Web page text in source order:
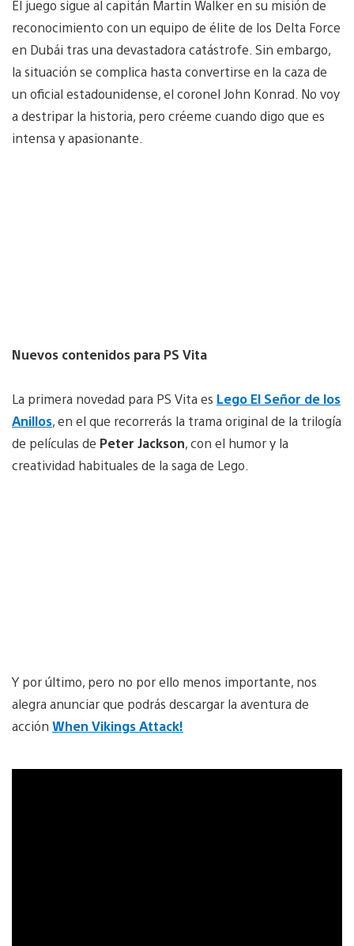
El juego sigue al capitán Martin Walker en su misión de
reconocimiento con un equipo de élite de los Delta Force
en Dubái tras una devastadora catástrofe. Sin embargo,
la situación se complica hasta convertirse en la caza de
un oficial estadounidense, el coronel John Konrad. No voy
a destripar la historia, pero créeme cuando digo que es
intensa y apasionante.
Nuevos contenidos para PS Vita
La primera novedad para PS Vita es Lego El Señor de los
Anillos, en el que recorrerás la trama original de la trilogía
de películas de Peter Jackson, con el humor y la
creatividad habituales de la saga de Lego.
Y por último, pero no por ello menos importante, nos
alegra anunciar que podrás descargar la aventura de
acción When Vikings Attack!